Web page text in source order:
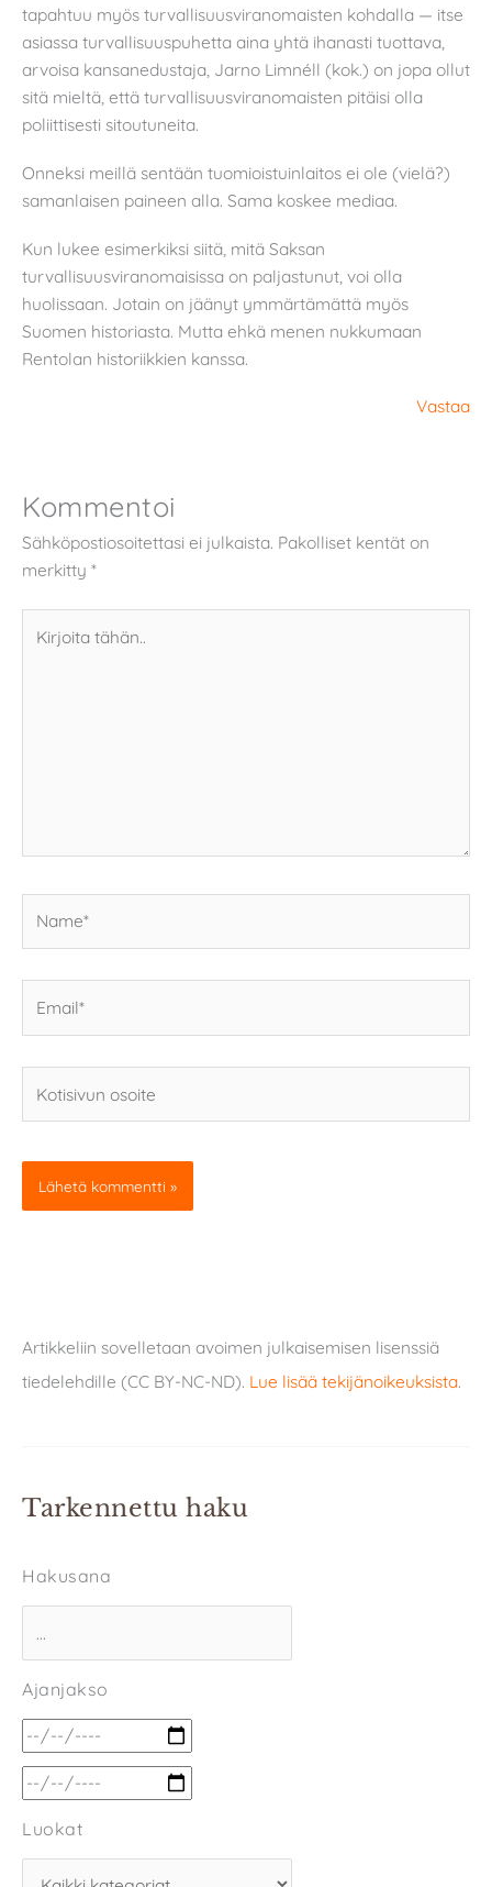
tapahtuu myös turvallisuusviranomaisten kohdalla — itse
asiassa turvallisuuspuhetta aina yhtä ihanasti tuottava,
arvoisa kansanedustaja, Jarno Limnéll (kok.) on jopa ollut
sitä mieltä, että turvallisuusviranomaisten pitäisi olla
poliittisesti sitoutuneita.
Onneksi meillä sentään tuomioistuinlaitos ei ole (vielä?)
samanlaisen paineen alla. Sama koskee mediaa.
Kun lukee esimerkiksi siitä, mitä Saksan
turvallisuusviranomaisissa on paljastunut, voi olla
huolissaan. Jotain on jäänyt ymmärtämättä myös
Suomen historiasta. Mutta ehkä menen nukkumaan
Rentolan historiikkien kanssa.
Vastaa
Kommentoi
Sähköpostiosoitettasi ei julkaista. Pakolliset kentät on
merkitty *
tähän..
osoite
Artikkeliin sovelletaan avoimen julkaisemisen lisenssiä
tiedelehdille (CC BY-NC-ND). Lue lisää tekijänoikeuksista.
Tarkennettu haku
Hakusana
Ajanjakso
Luokat